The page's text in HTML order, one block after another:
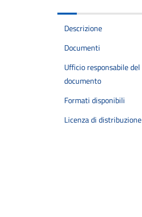
Descrizione
Documenti
Ufficio responsabile del
documento
Formati disponibili
Licenza di distribuzione